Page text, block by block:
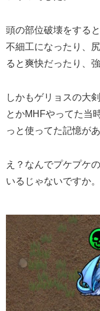
頭の部位破壊をする
不細工になったり、
ると爽快だったり、
しかもゲリョスの大
とかMHFやってた当
っと使ってた記憶があ
え？なんでプケプケ
いるじゃないですか。